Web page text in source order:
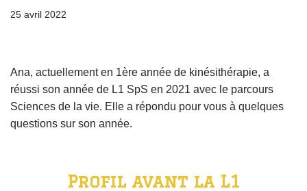
25 avril 2022
Ana, actuellement en 1ère année de kinésithérapie, a
réussi son année de L1 SpS en 2021 avec le parcours
Sciences de la vie. Elle a répondu pour vous à quelques
questions sur son année.
Profil avant la L1